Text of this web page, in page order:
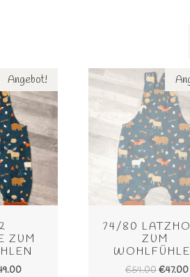
Angebot!
ZUM
74/80
ZUM
€54.00€47.00